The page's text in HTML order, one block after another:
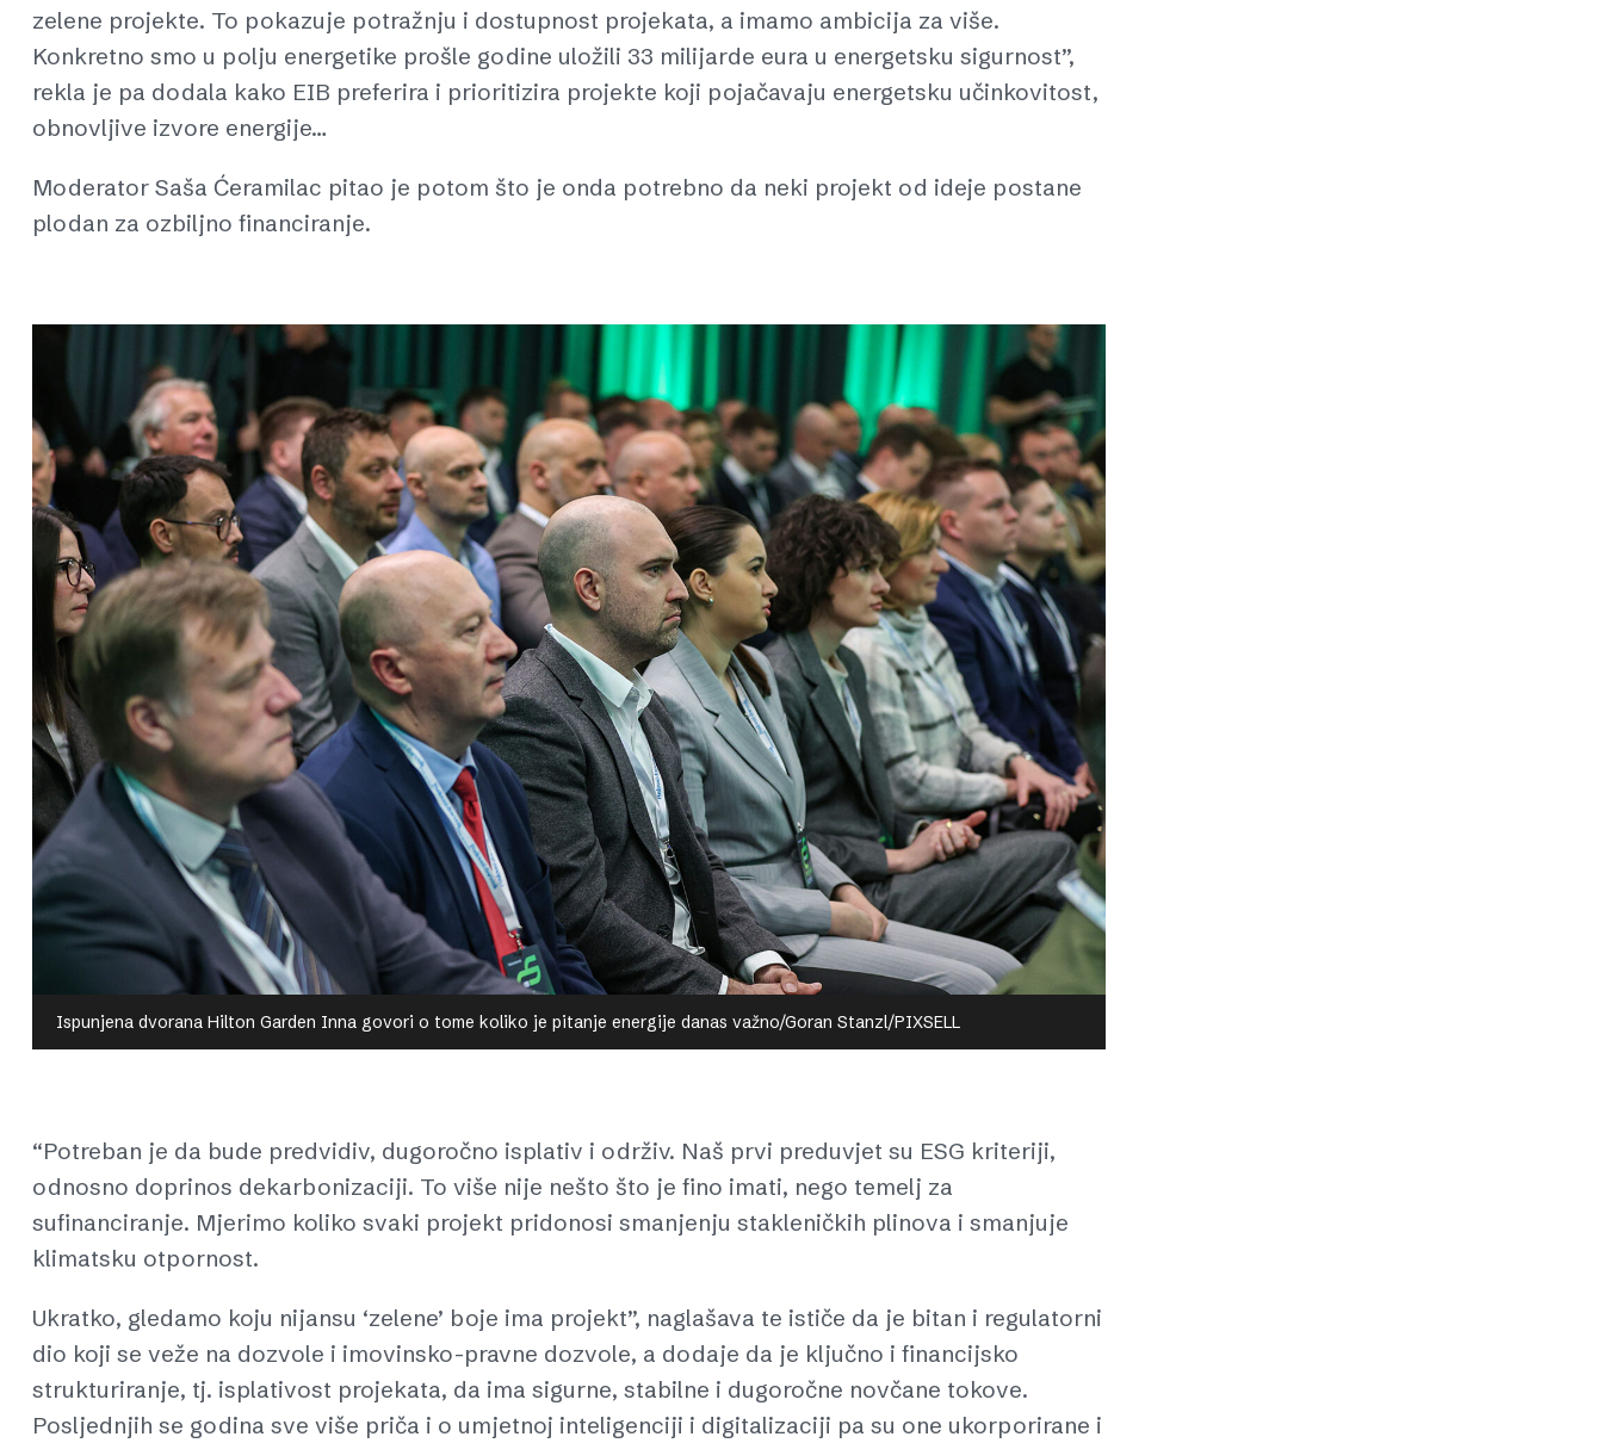
zelene projekte. To pokazuje potražnju i dostupnost projekata, a imamo ambicija za više.
Konkretno smo u polju energetike prošle godine uložili 33 milijarde eura u energetsku sigurnost”,
rekla je pa dodala kako EIB preferira i prioritizira projekte koji pojačavaju energetsku učinkovitost,
obnovljive izvore energije…
Moderator Saša Ćeramilac pitao je potom što je onda potrebno da neki projekt od ideje postane
plodan za ozbiljno financiranje.
Ispunjena dvorana Hilton Garden Inna govori o tome koliko je pitanje energije danas važno/Goran Stanzl/PIXSELL
“Potreban je da bude predvidiv, dugoročno isplativ i održiv. Naš prvi preduvjet su ESG kriteriji,
odnosno doprinos dekarbonizaciji. To više nije nešto što je fino imati, nego temelj za
sufinanciranje. Mjerimo koliko svaki projekt pridonosi smanjenju stakleničkih plinova i smanjuje
klimatsku otpornost.
Ukratko, gledamo koju nijansu ‘zelene’ boje ima projekt”, naglašava te ističe da je bitan i regulatorni
dio koji se veže na dozvole i imovinsko-pravne dozvole, a dodaje da je ključno i financijsko
strukturiranje, tj. isplativost projekata, da ima sigurne, stabilne i dugoročne novčane tokove.
Posljednjih se godina sve više priča i o umjetnoj inteligenciji i digitalizaciji pa su one ukorporirane i